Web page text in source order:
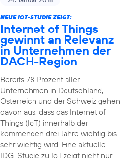
NEUE IOT-STUDIE ZEIGT:
Internet of Things
gewinnt an Relevanz
in Unternehmen der
DACH-Region
Bereits 78 Prozent aller
Unternehmen in Deutschland,
Österreich und der Schweiz gehen
davon aus, dass das Internet of
Things (IoT) innerhalb der
kommenden drei Jahre wichtig bis
sehr wichtig wird. Eine aktuelle
IDG-Studie zu IoT zeigt nicht nur